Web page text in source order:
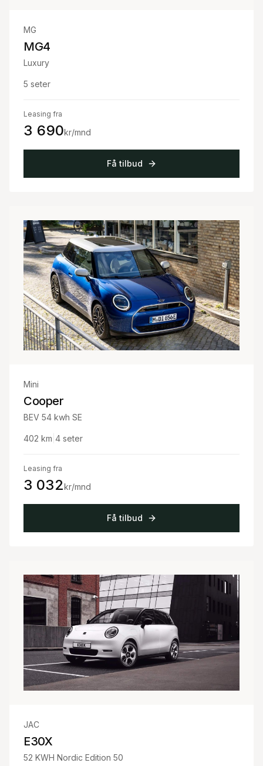
MG
MG4
Luxury
5 seter
Leasing fra
3 690kr/mnd
Få tilbud
Mini
Cooper
BEV 54 kwh SE
402 km 4 seter
Leasing fra
3 032kr/mnd
Få tilbud
JAC
E30X
52 KWH Nordic Edition 50